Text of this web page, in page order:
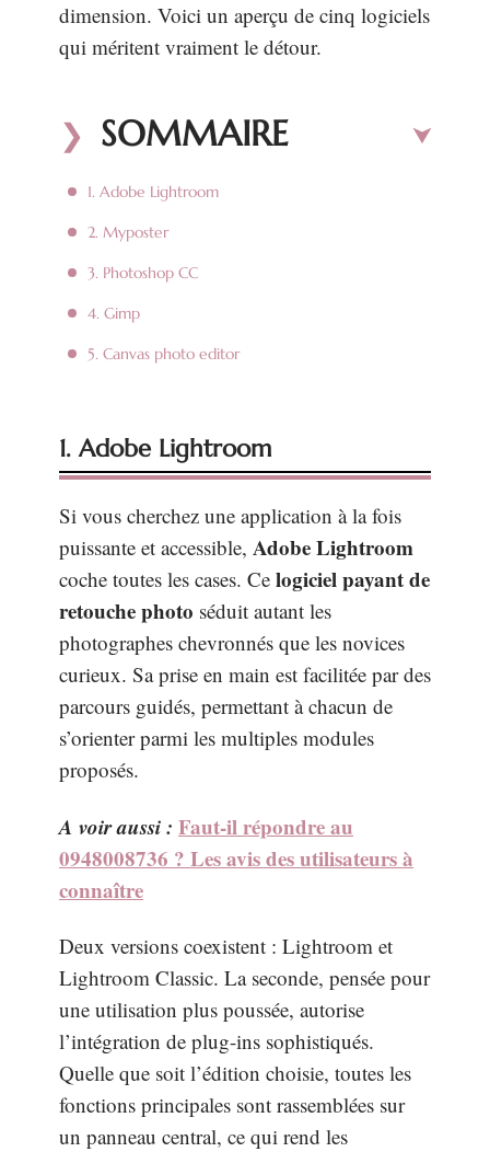
dimension. Voici un aperçu de cinq logiciels
qui méritent vraiment le détour.
SOMMAIRE
1. Adobe Lightroom
2. Myposter
3. Photoshop CC
4. Gimp
5. Canvas photo editor
1. Adobe Lightroom
Si vous cherchez une application à la fois
puissante et accessible, Adobe Lightroom
coche toutes les cases. Ce logiciel payant de
retouche photo séduit autant les
photographes chevronnés que les novices
curieux. Sa prise en main est facilitée par des
parcours guidés, permettant à chacun de
s’orienter parmi les multiples modules
proposés.
A voir aussi : Faut-il répondre au
0948008736 ? Les avis des utilisateurs à
connaître
Deux versions coexistent : Lightroom et
Lightroom Classic. La seconde, pensée pour
une utilisation plus poussée, autorise
l’intégration de plug-ins sophistiqués.
Quelle que soit l’édition choisie, toutes les
fonctions principales sont rassemblées sur
un panneau central, ce qui rend les